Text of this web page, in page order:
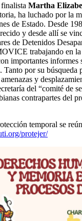
Martha
ha luchado por la
de Estado. Desde
y desde allí se
de Detenidos
trabajando en
importantes informes
Tanto por su búsqueda
y
del “comité de
contrapartes del
temporal se
protejer/